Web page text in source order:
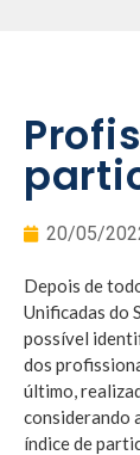
20/05/
Depois de
Unificadas do
possível
dos
último,
considerando
índice de